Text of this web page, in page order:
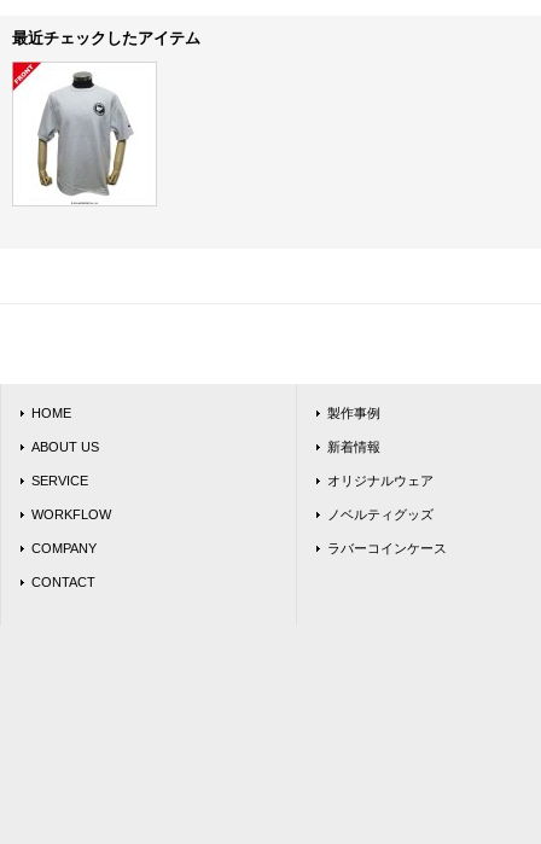
最近チェックしたアイテム
HOME
ABOUT US
SERVICE
WORKFLOW
COMPANY
CONTACT
製作事例
新着情報
オリジナルウェア
ノベルティグッズ
ラバーコインケース